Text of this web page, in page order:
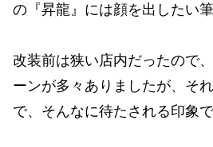
の『昇龍』には顔を出したい筆
改装前は狭い店内だったので
ーンが多々ありましたが、そ
で、そんなに待たされる印象